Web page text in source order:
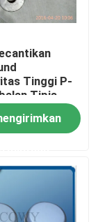
Tinggi P-
Tipis